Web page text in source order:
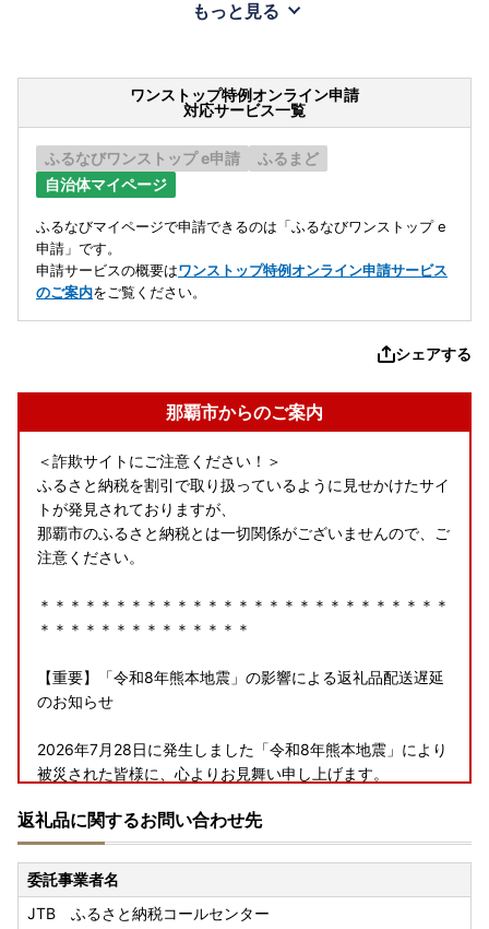
もっと見る
ワンストップ特例オンライン申請
対応サービス一覧
ふるなびワンストップ e申請
ふるまど
自治体マイページ
ふるなびマイページで申請できるのは「ふるなびワンストップ e
申請」です。
申請サービスの概要はワンストップ特例オンライン申請サービス
のご案内をご覧ください。
シェアする
那覇市からのご案内
＜詐欺サイトにご注意ください！＞
ふるさと納税を割引で取り扱っているように見せかけたサイ
トが発見されておりますが、
那覇市のふるさと納税とは一切関係がございませんので、ご
注意ください。
＊＊＊＊＊＊＊＊＊＊＊＊＊＊＊＊＊＊＊＊＊＊＊＊＊＊＊
＊＊＊＊＊＊＊＊＊＊＊＊＊＊
【重要】「令和8年熊本地震」の影響による返礼品配送遅延
のお知らせ
2026年7月28日に発生しました「令和8年熊本地震」により
被災された皆様に、心よりお見舞い申し上げます。
このたび発生いたしました熊本地震の影響により、
現在、熊本県一部地域への配送が停止、および九州全域への
配送に遅延が生じております。
物流網の復旧状況を確認しつつ、準備が整い次第順次返礼品
返礼品に関するお問い合わせ先
委託事業者名
JTB ふるさと納税コールセンター